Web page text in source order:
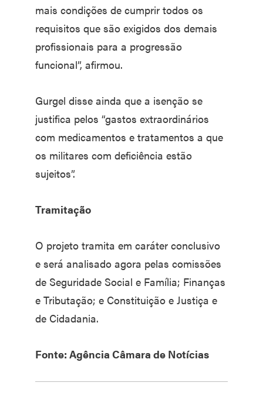
mais condições de cumprir todos os
requisitos que são exigidos dos demais
profissionais para a progressão
funcional”, afirmou.
Gurgel disse ainda que a isenção se
justifica pelos “gastos extraordinários
com medicamentos e tratamentos a que
os militares com deficiência estão
sujeitos”.
Tramitação
O projeto tramita em caráter conclusivo
e será analisado agora pelas comissões
de Seguridade Social e Família; Finanças
e Tributação; e Constituição e Justiça e
de Cidadania.
Fonte: Agência Câmara de Notícias